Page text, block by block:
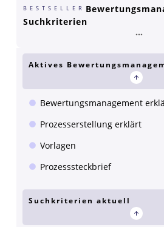
BESTSELLER
Suchkriterien
Aktives
Bewertungsmanagement
Prozesserstellung erklärt
Vorlagen
Prozesssteckbrief
Suchkriterien aktuell